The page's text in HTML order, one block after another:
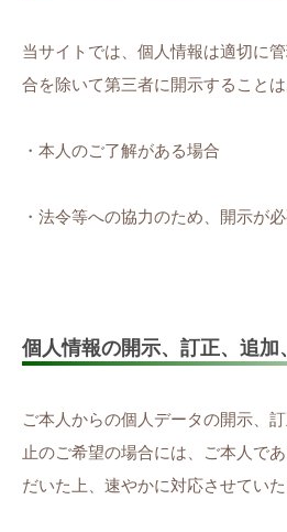
当サイトでは、個人情報は適切に
合を除いて第三者に開示することは
・本人のご了解がある場合
・法令等への協力のため、開示が
個人情報の開示、訂正、追加
ご本人からの個人データの開示、
止のご希望の場合には、ご本人で
だいた上、速やかに対応させていた